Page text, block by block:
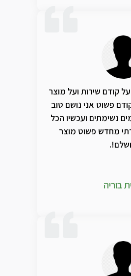
קודם שירות ועל מוצר
פשוט אני נושם טוב
נשימתים ועכשיו הכל
מחדש פשוט מוצר
בוריה